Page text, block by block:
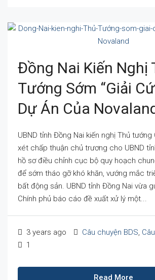
Đồng Nai Kiến Nghị
Tướng Sớm “giải
Dự Án Của
UBND tỉnh Đồng Nai kiến nghị Thủ tướng
xét chấp thuận chủ trương cho UBND
hồ sơ điều chỉnh cục bộ quy hoạch
để sớm tháo gỡ khó khăn, vướng mắc
bất động sản. UBND tỉnh Đồng Nai vừa
Chính phủ báo cáo đề xuất xử lý một...
3 years ago Câu chuyện BDS,
1
Read More